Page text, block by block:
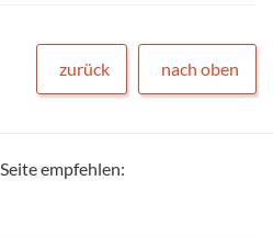
zurück nach oben
Seite empfehlen: